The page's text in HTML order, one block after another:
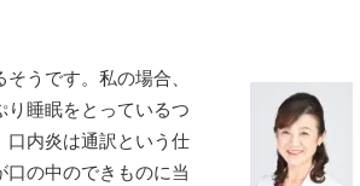
うです。私の場合、
り睡眠をとっているつ
口内炎は通訳という仕
の中のできものに当